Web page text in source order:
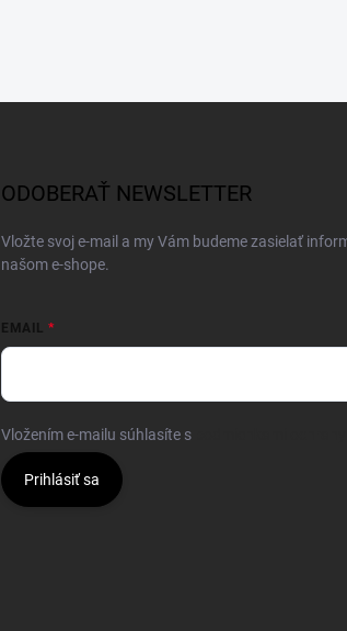
ODOBERAŤ NEWSLETTER
Vložte svoj e-mail a my Vám budeme zasielať
našom e-shope.
EMAIL
Vložením e-mailu súhlasíte s
Prihlásiť sa